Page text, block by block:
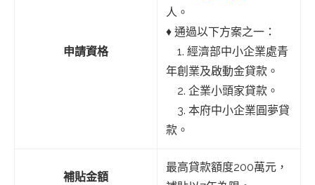
申請資格
人。
♦︎ 通過以下方案之一：
1. 經濟部中小企業處青
年創業及啟動金貸款。
2. 企業小頭家貸款。
3. 本府中小企業圓夢貸
款。
補貼金額
最高貸款額度200萬元，